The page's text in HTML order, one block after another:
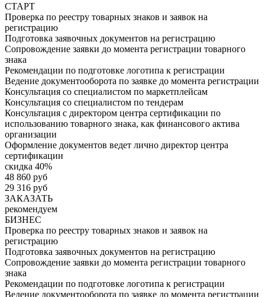
СТАРТ
Проверка по реестру товарных знаков и заявок на
регистрацию
Подготовка заявочных документов на регистрацию
Сопровождение заявки до момента регистрации товарного
знака
Рекомендации по подготовке логотипа к регистрации
Ведение документооборота по заявке до момента регистрации
Консультация со специалистом по маркетплейсам
Консультация со специалистом по тендерам
Консультация с директором центра сертификации по
использованию товарного знака, как финансового актива
организации
Оформление документов ведет лично директор центра
сертификации
скидка 40%
48 860 руб
29 316 руб
ЗАКАЗАТЬ
рекомендуем
БИЗНЕС
Проверка по реестру товарных знаков и заявок на
регистрацию
Подготовка заявочных документов на регистрацию
Сопровождение заявки до момента регистрации товарного
знака
Рекомендации по подготовке логотипа к регистрации
Ведение документооборота по заявке до момента регистрации